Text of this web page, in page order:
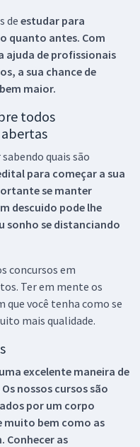
de estudar para
quanto antes. Com
ajuda de profissionais
a sua chance de
maior.
todos
abertas
quais são
para começar a sua
se manter
descuido pode lhe
sonho se distanciando
concursos em
Ter em mente os
que você tenha como se
mais qualidade.
excelente maneira de
nossos cursos são
por um corpo
muito bem como as
Conhecer as